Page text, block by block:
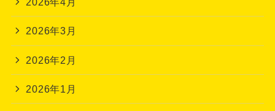
2026年3月
2026年2月
2026年1月